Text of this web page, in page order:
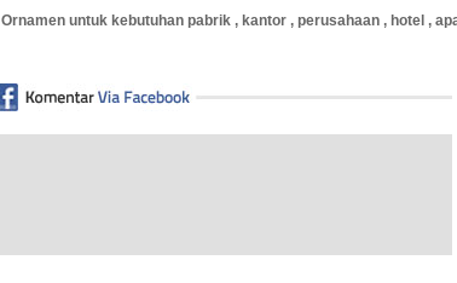
Ornamen untuk kebutuhan pabrik , kantor , perusahaan , hotel ,